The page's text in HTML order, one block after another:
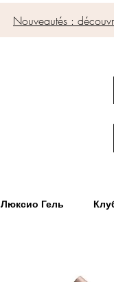
Nouveautés :
Люксио Гель